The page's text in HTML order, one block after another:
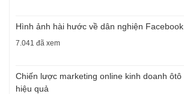
Hình ảnh hài hước về dân nghiện Facebook
7.041 đã xem
Chiến lược marketing online kinh doanh ôtô
hiệu quả